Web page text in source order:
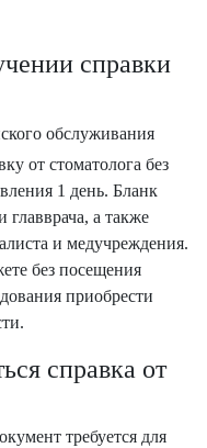
справки
обслуживания
от стоматолога без
1 день. Бланк
главврача, а также
и медучреждения.
без посещения
приобрести
справка от
требуется для